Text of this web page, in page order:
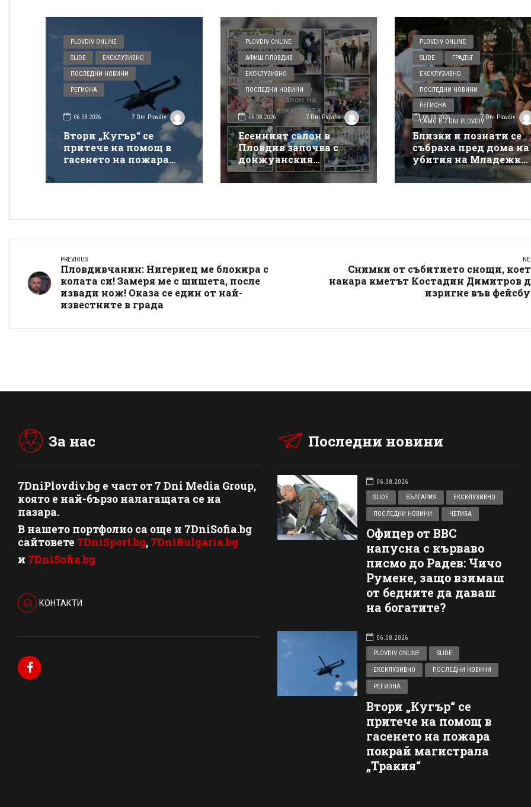
PLOVDIV ONLINE
SLIDE ЕКСКЛУЗИВНО
ПОСЛЕДНИ НОВИНИ
РЕГИОНА
06.08.2026 7 Dni Plovdiv
Втори „Кугър“ се
притече на помощ в
гасенето на пожара
покрай магистрала
„Тракия“
PLOVDIV ONLINE
АФИШ ПЛОВДИВ
ЕКСКЛУЗИВНО
ПОСЛЕДНИ НОВИНИ
06.08.2026 7 Dni Plovdiv
Есенният салон в
Пловдив започва с
донжуанския
спектакъл на Деян
Донков
PLOVDIV ONLINE
SLIDE ГРАДЪТ
ЕКСКЛУЗИВНО
ПОСЛЕДНИ НОВИНИ
РЕГИОНА
САМО В 7 DNI PLOVDIV
06.08.2026 7 Dni Plovdiv
Близки и познати се
събраха пред дома на
убития на Младежки
хълм: Не е педофил,
търсеше си
PREVIOUS
Пловдивчанин: Нигериец ме блокира с
колата си! Замеря ме с шишета, после
извади нож! Оказа се един от най-
известните в града
Снимки от събитието снощи,
накара кметът Костадин Димитров
изригне във
За нас
7DniPlovdiv.bg e част от 7 Dni Media Group,
която е най-бързо налагащата се на
пазара.
В нашето портфолио са още и 7DniSofia.bg
сайтовете 7DniSport.bg, 7DniBulgaria.bg
и 7DniSofia.bg
КОНТАКТИ
Последни новини
06.08.2026
SLIDE
БЪЛГАРИЯ ЕКСКЛУЗИВНО
ПОСЛЕДНИ НОВИНИ ЧЕТИВА
Офицер от ВВС
напусна с кърваво
писмо до Радев: Чичо
Румене, защо взимаш
от бедните да даваш
на богатите?
06.08.2026
PLOVDIV ONLINE
SLIDE
ЕКСКЛУЗИВНО ПОСЛЕДНИ НОВИНИ
РЕГИОНА
Втори „Кугър“ се
притече на помощ в
гасенето на пожара
покрай магистрала
„Тракия“